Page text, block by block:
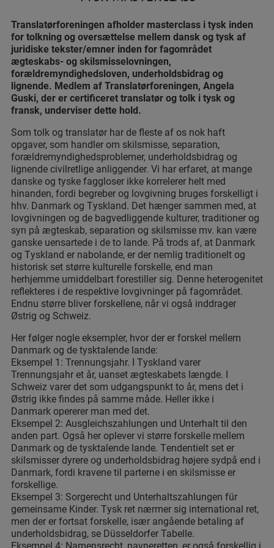
Translatørforeningen afholder masterclass i tysk inden
for tolkning og oversættelse mellem dansk og tysk af
juridiske tekster/emner inden for fagområdet
ægteskabs- og skilsmisselovningen,
forældremyndighedsloven, underholdsbidrag og
lignende. Medlem af Translatørforeningen, Angela
Guski, der er certificeret translatør og tolk i tysk og
fransk, underviser dette hold.
Som tolk og translatør har de fleste af os nok haft
opgaver, som handler om skilsmisse, separation,
forældremyndighedsproblemer, underholdsbidrag og
lignende civilretlige anliggender. Vi har erfaret, at mange
danske og tyske faggloser ikke korrelerer helt med
hinanden, fordi begreber og lovgivning bruges forskelligt i
hhv. Danmark og Tyskland. Det hænger sammen med, at
lovgivningen og de bagvedliggende kulturer, traditioner og
syn på ægteskab, separation og skilsmisse mv. kan være
ganske uensartede i de to lande. På trods af, at Danmark
og Tyskland er nabolande, er der nemlig traditionelt og
historisk set større kulturelle forskelle, end man
herhjemme umiddelbart forestiller sig. Denne heterogenitet
reflekteres i de respektive lovgivninger på fagområdet.
Endnu større bliver forskellene, når vi også inddrager
Østrig og Schweiz.
Her følger nogle eksempler, hvor der er forskel mellem
Danmark og de tysktalende lande:
Eksempel 1: Trennungsjahr. I Tyskland varer
Trennungsjahr et år, uanset ægteskabets længde. I
Schweiz varer det som udgangspunkt to år, mens det i
Østrig ikke findes på samme måde. Heller ikke i
Danmark opererer man med det.
Eksempel 2: Ausgleichszahlungen und Unterhalt til den
anden part. Også her oplever vi større forskelle mellem
Danmark og de tysktalende lande. Tendentielt set er
skilsmisser dyrere og underholdsbidrag højere sydpå end i
Danmark, fordi kravene til parterne i en skilsmisse er
forskellige.
Eksempel 3: Sorgerecht und Unterhaltszahlungen für
gemeinsame Kinder. Tysk ret nærmer sig international ret,
men der er fortsat forskelle, især angående betaling af
underholdsbidrag, se Düsseldorfer Tabelle.
Eksempel 4: Namensrecht, navneretten, er også forskellig i